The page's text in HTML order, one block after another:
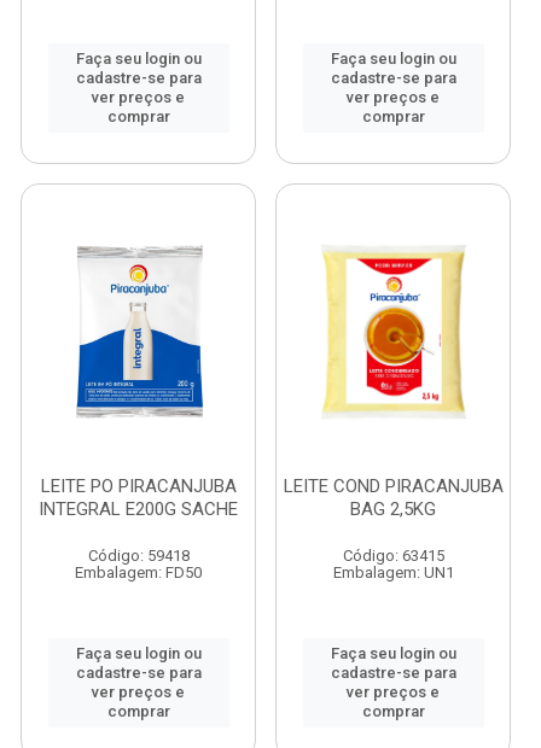
Faça seu login ou
cadastre-se para
ver preços e
comprar
Faça seu login ou
cadastre-se para
ver preços e
comprar
LEITE PO PIRACANJUBA
INTEGRAL E200G SACHE
Código: 59418
Embalagem: FD50
Faça seu login ou
cadastre-se para
ver preços e
comprar
LEITE COND PIRACANJUBA
BAG 2,5KG
Código: 63415
Embalagem: UN1
Faça seu login ou
cadastre-se para
ver preços e
comprar